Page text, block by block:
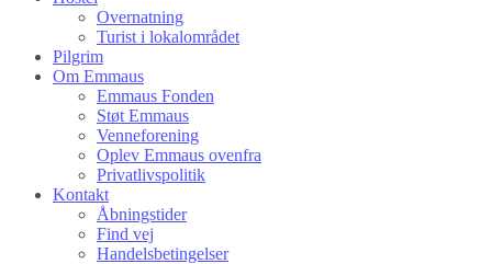
Overnatning
Turist i lokalområdet
Pilgrim
Om Emmaus
Emmaus Fonden
Støt Emmaus
Venneforening
Oplev Emmaus ovenfra
Privatlivspolitik
Kontakt
Åbningstider
Find vej
Handelsbetingelser